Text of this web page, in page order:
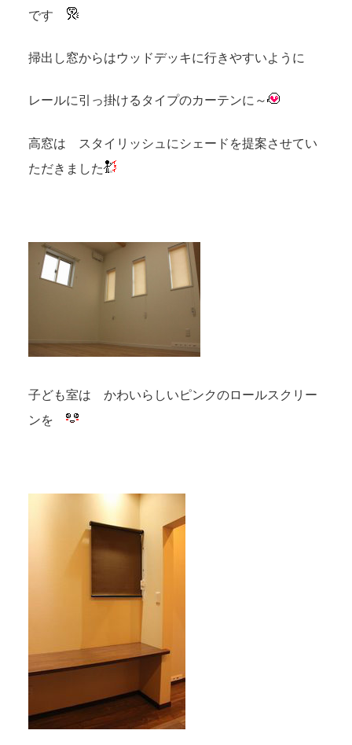
です
掃出し窓からはウッドデッキに行きやすいように
レールに引っ掛けるタイプのカーテンに～
高窓は スタイリッシュにシェードを提案させてい
ただきました
子ども室は かわいらしいピンクのロールスクリー
ンを